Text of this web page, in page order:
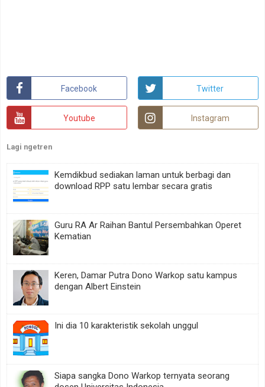
Facebook Twitter
Youtube Instagram
Lagi ngetren
Kemdikbud sediakan laman untuk berbagi dan
download RPP satu lembar secara gratis
Guru RA Ar Raihan Bantul Persembahkan Operet
Kematian
Keren, Damar Putra Dono Warkop satu kampus
dengan Albert Einstein
Ini dia 10 karakteristik sekolah unggul
Siapa sangka Dono Warkop ternyata seorang